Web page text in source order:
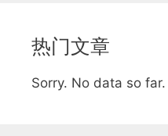
热门文章
Sorry. No data so far.